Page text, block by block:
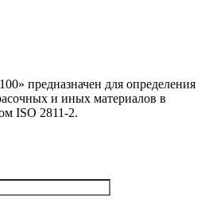
предназначен для определения
и иных материалов в
ISO 2811-2.